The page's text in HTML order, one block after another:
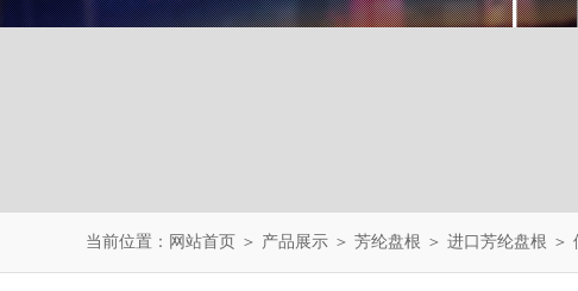
当前位置： 网站首页 ＞ 产品展示 ＞ 芳纶盘根 ＞ 进口芳纶盘根 ＞